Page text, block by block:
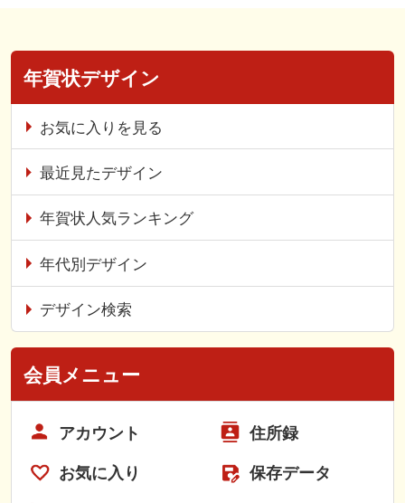
年賀状デザイン
お気に入りを見る
最近見たデザイン
年賀状人気ランキング
年代別デザイン
デザイン検索
会員メニュー
アカウント 住所録
お気に入り 保存データ